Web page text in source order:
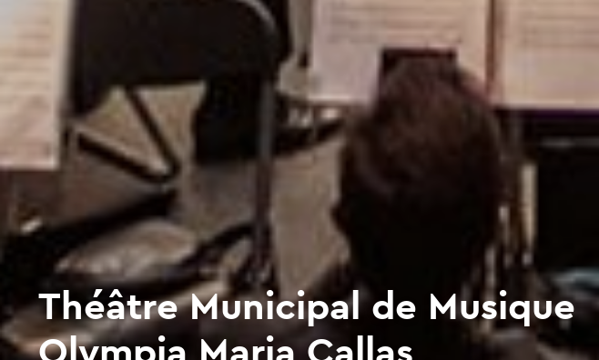
Théâtre Municipal de Musique